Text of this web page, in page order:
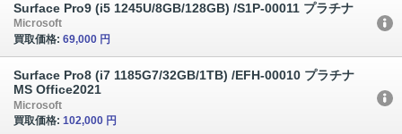
Surface Pro9 (i5 1245U/8GB/128GB) /S1P-00011 プラチナ
Microsoft
買取価格: 69,000 円
Surface Pro8 (i7 1185G7/32GB/1TB) /EFH-00010 プラチナ
MS Office2021
Microsoft
買取価格: 102,000 円